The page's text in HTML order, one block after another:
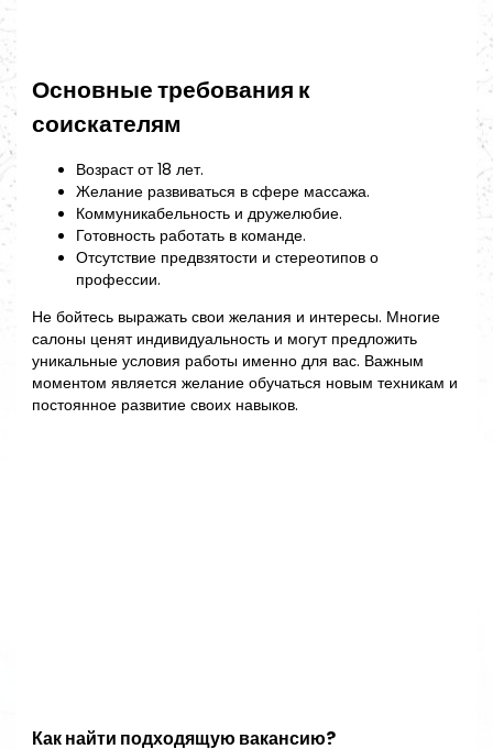
Основные требования к
соискателям
Возраст от 18 лет.
Желание развиваться в сфере массажа.
Коммуникабельность и дружелюбие.
Готовность работать в команде.
Отсутствие предвзятости и стереотипов о
профессии.
Не бойтесь выражать свои желания и интересы. Многие
салоны ценят индивидуальность и могут предложить
уникальные условия работы именно для вас. Важным
моментом является желание обучаться новым техникам и
постоянное развитие своих навыков.
Как найти подходящую вакансию?